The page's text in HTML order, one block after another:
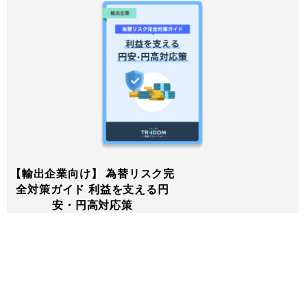
【輸出企業向け】 為替リスク完
全対策ガイド 利益を支える円
安・円高対応策